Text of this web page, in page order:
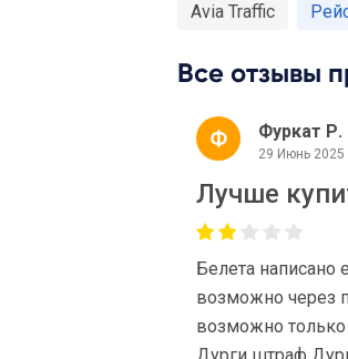
Avia Traffic
Все отзывы
Фуркат Р.
29 Июнь 2025
Лучше
Белета написано
возможно через
возможно только